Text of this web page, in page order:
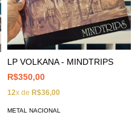
LP VOLKANA - MINDTRIPS
R$350,00
12x de R$36,00
METAL NACIONAL